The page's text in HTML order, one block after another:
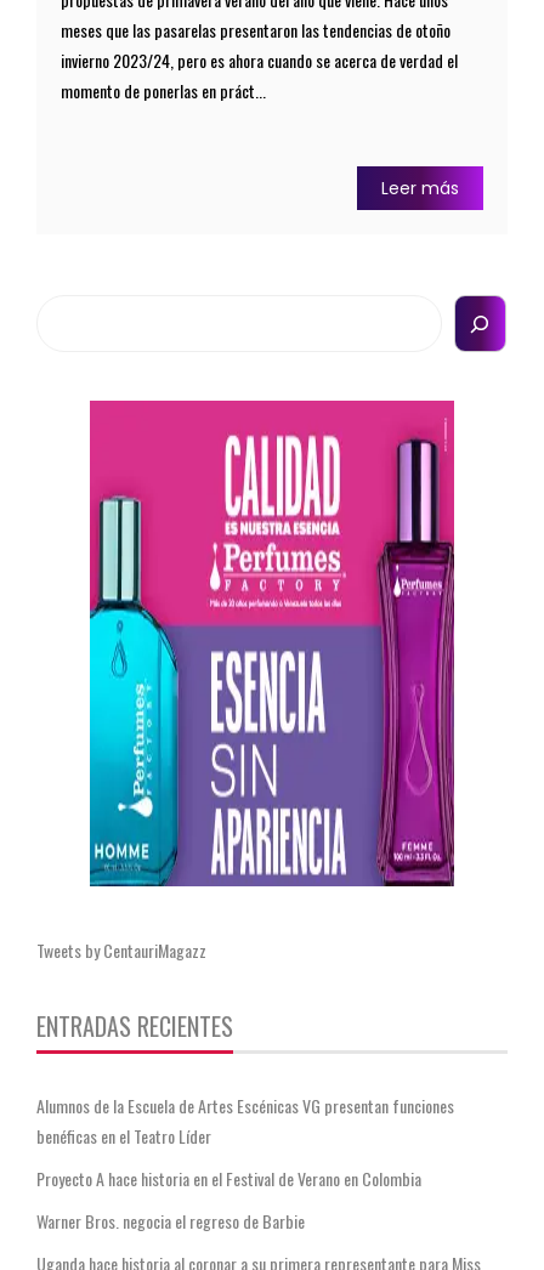
meses que las pasarelas presentaron las tendencias de otoño
invierno 2023/24, pero es ahora cuando se acerca de verdad el
momento de ponerlas en práct...
Leer más
Tweets by CentauriMagazz
ENTRADAS RECIENTES
Alumnos de la Escuela de Artes Escénicas VG presentan funciones
benéficas en el Teatro Líder
Proyecto A hace historia en el Festival de Verano en Colombia
Warner Bros. negocia el regreso de Barbie
Uganda hace historia al coronar a su primera representante para Miss